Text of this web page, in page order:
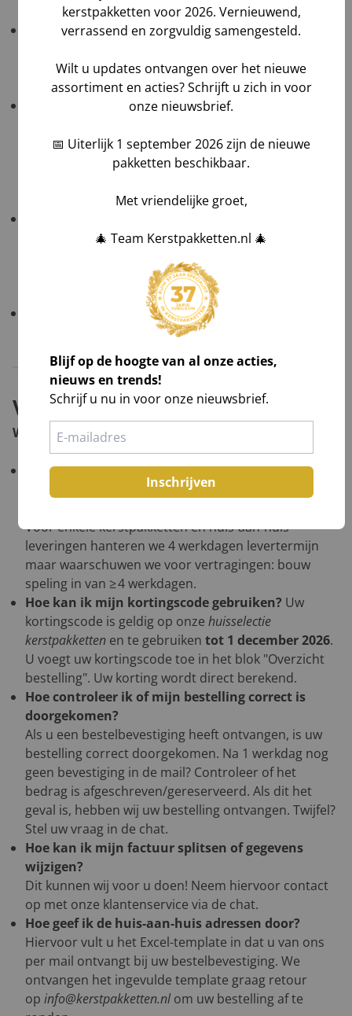
Tijdvak levering: standaard 08:00–17:00 zonder
tegen €55,- toeslag.
palletzendingvoor zekerheid en
raden we af vanwege risico op schade, vertraging of
verlies. Kies ook voor voldoende speling tussen
Bouw voldoende speling in tussen het geplande
teleurstellingen te voorkomen.
Voor meer informatie verwijzen we u graag naar de
Verzenden en leveren
Veelgestelde vragen
Wat u verder nog moet weten voordat u bestelt:
Wat is de levertermijn als ik 'last-minute' bestel?
Voor palletzendingen hanteren wij 3 werkdagen
Voor enkele kerstpakketten en huis-aan-huis
leveringen hanteren we 4 werkdagen levertermijn
maar waarschuwen we voor vertragingen: bouw
speling in van ≥ 4 werkdagen.
Hoe kan ik mijn kortingscode gebruiken? Uw
kortingscode is geldig op onze huisselectie
kerstpakketten en te gebruiken tot 1 december 2026.
U voegt uw kortingscode toe in het blok "Overzicht
bestelling". Uw korting wordt direct berekend.
Hoe controleer ik of mijn bestelling correct is
doorgekomen?
Als u een bestelbevestiging heeft ontvangen, is uw
bestelling correct doorgekomen. Na 1 werkdag nog
geen bevestiging in de mail? Controleer of het
bedrag is afgeschreven/gereserveerd. Als dit het
geval is, hebben wij uw bestelling ontvangen. Twijfel?
Stel uw vraag in de chat.
Hoe kan ik mijn factuur splitsen of gegevens
wijzigen?
Dit kunnen wij voor u doen! Neem hiervoor contact
op met onze klantenservice via de chat.
Hoe geef ik de huis-aan-huis adressen door?
Hiervoor vult u het Excel-template in dat u van ons
per mail ontvangt bij uw bestelbevestiging. We
ontvangen het ingevulde template graag retour
op info@kerstpakketten.nlom uw bestelling af te
kerstpakketten voor 2026. Vernieuwend,
verrassend en zorgvuldig samengesteld.
Wilt u updates ontvangen over het nieuwe
assortiment en acties? Schrijft u zich in voor
onze nieuwsbrief.
📅 Uiterlijk 1 september 2026 zijn de nieuwe
pakketten beschikbaar.
Met vriendelijke groet,
🎄 Team Kerstpakketten.nl 🎄
Blijf op de hoogte van al onze acties,
nieuws en trends!
Schrijf u nu in voor onze nieuwsbrief.
Inschrijven